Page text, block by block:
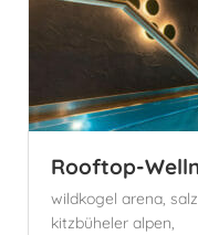
Rooftop-
wildkogel arena,
kitzbüheler alpen,